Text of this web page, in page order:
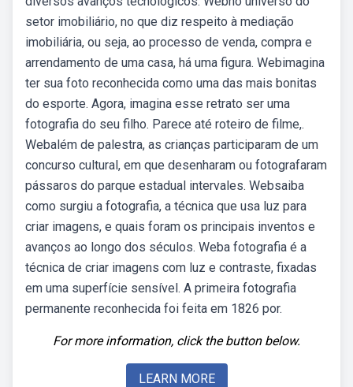
setor imobiliário, no que diz respeito à mediação
imobiliária, ou seja, ao processo de venda, compra e
arrendamento de uma casa, há uma figura. Webimagina
ter sua foto reconhecida como uma das mais bonitas
do esporte. Agora, imagina esse retrato ser uma
fotografia do seu filho. Parece até roteiro de filme,.
Webalém de palestra, as crianças participaram de um
concurso cultural, em que desenharam ou fotografaram
pássaros do parque estadual intervales. Websaiba
como surgiu a fotografia, a técnica que usa luz para
criar imagens, e quais foram os principais inventos e
avanços ao longo dos séculos. Weba fotografia é a
técnica de criar imagens com luz e contraste, fixadas
em uma superfície sensível. A primeira fotografia
permanente reconhecida foi feita em 1826 por.
For more information, click the button below.
LEARN MORE